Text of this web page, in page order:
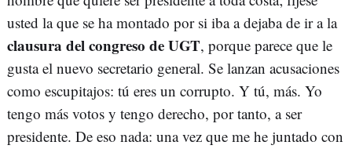
usted la que se ha montado por si iba a dejaba de ir a la
clausura del congreso de UGT, porque parece que le
gusta el nuevo secretario general. Se lanzan acusaciones
como escupitajos: tú eres un corrupto. Y tú, más. Yo
tengo más votos y tengo derecho, por tanto, a ser
presidente. De eso nada: una vez que me he juntado con